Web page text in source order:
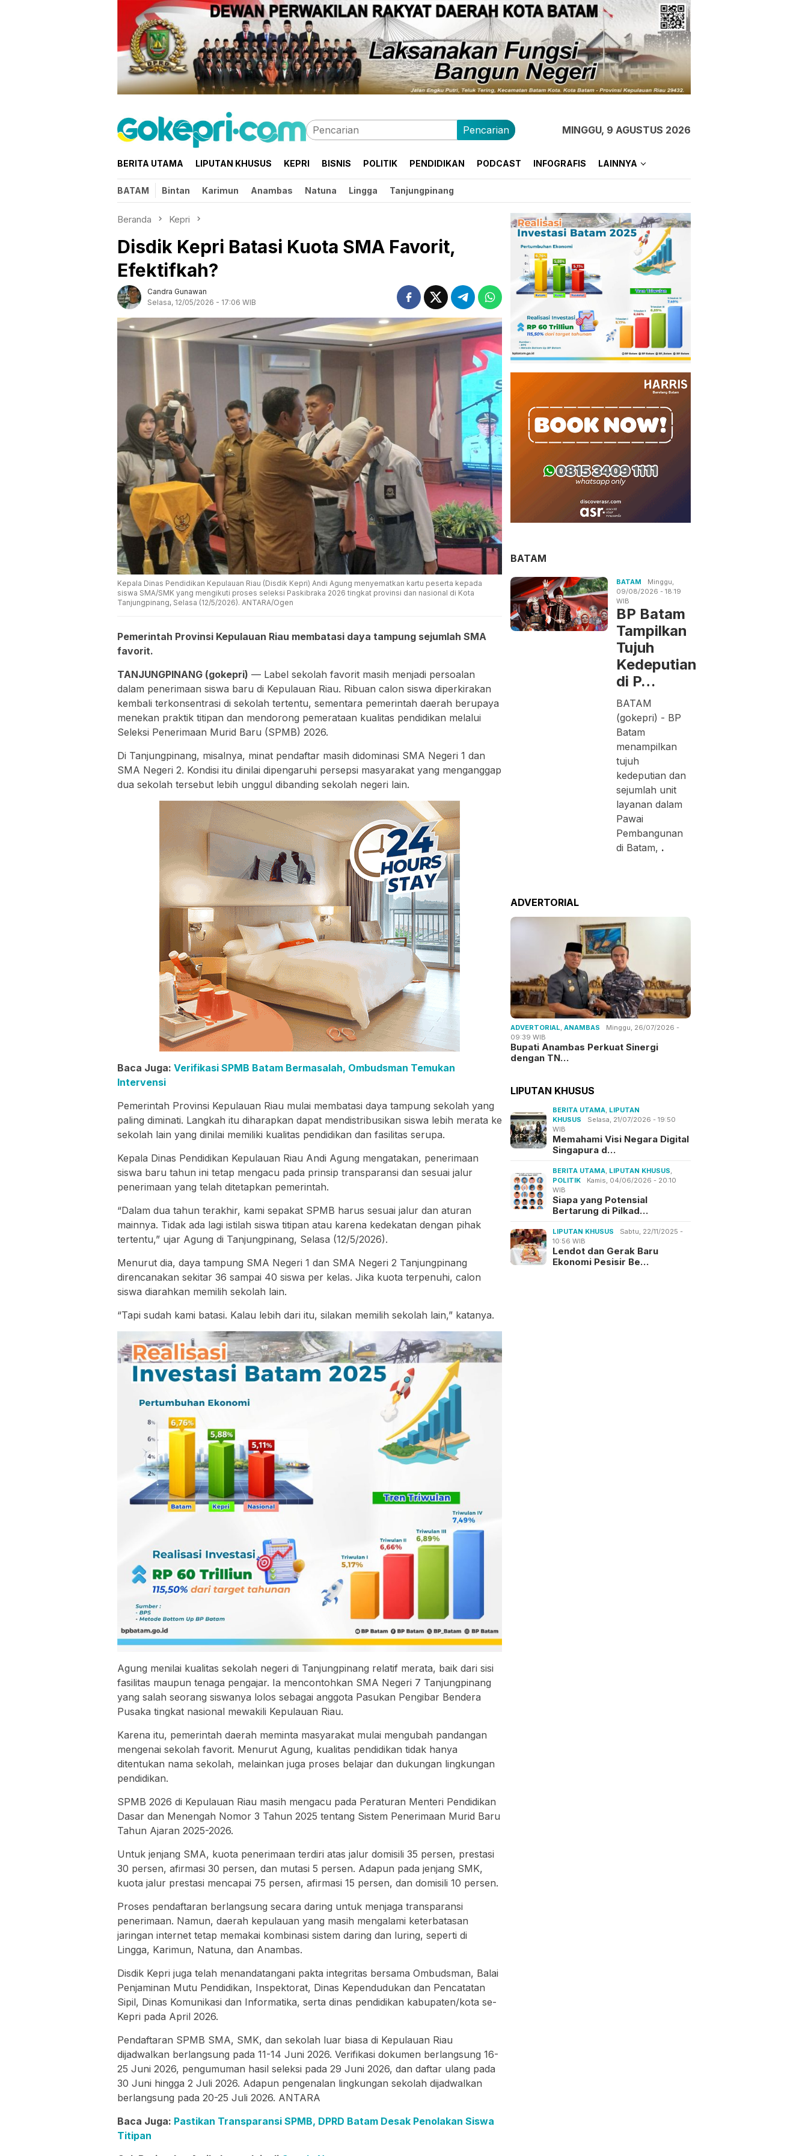
Pencarian MINGGU, 9 AGUSTUS 2026
BERITA UTAMA LIPUTAN KHUSUS KEPRI BISNIS POLITIK PENDIDIKAN PODCAST INFOGRAFIS LAINNYA
BATAM Bintan Karimun Anambas Natuna Lingga Tanjungpinang
Beranda Kepri
Disdik Kepri Batasi Kuota SMA Favorit,
Efektifkah?
Candra Gunawan
Selasa, 12/05/2026 - 17:06 WIB
Kepala Dinas Pendidikan Kepulauan Riau (Disdik Kepri) Andi Agung menyematkan kartu peserta kepada
siswa SMA/SMK yang mengikuti proses seleksi Paskibraka 2026 tingkat provinsi dan nasional di Kota
Tanjungpinang, Selasa (12/5/2026). ANTARA/Ogen
Pemerintah Provinsi Kepulauan Riau membatasi daya tampung sejumlah SMA
favorit.
TANJUNGPINANG (gokepri) — Label sekolah favorit masih menjadi persoalan
dalam penerimaan siswa baru di Kepulauan Riau. Ribuan calon siswa diperkirakan
kembali terkonsentrasi di sekolah tertentu, sementara pemerintah daerah berupaya
menekan praktik titipan dan mendorong pemerataan kualitas pendidikan melalui
Seleksi Penerimaan Murid Baru (SPMB) 2026.
Di Tanjungpinang, misalnya, minat pendaftar masih didominasi SMA Negeri 1 dan
SMA Negeri 2. Kondisi itu dinilai dipengaruhi persepsi masyarakat yang menganggap
dua sekolah tersebut lebih unggul dibanding sekolah negeri lain.
Baca Juga: Verifikasi SPMB Batam Bermasalah, Ombudsman Temukan
Intervensi
Pemerintah Provinsi Kepulauan Riau mulai membatasi daya tampung sekolah yang
paling diminati. Langkah itu diharapkan dapat mendistribusikan siswa lebih merata ke
sekolah lain yang dinilai memiliki kualitas pendidikan dan fasilitas serupa.
Kepala Dinas Pendidikan Kepulauan Riau Andi Agung mengatakan, penerimaan
siswa baru tahun ini tetap mengacu pada prinsip transparansi dan sesuai jalur
penerimaan yang telah ditetapkan pemerintah.
“Dalam dua tahun terakhir, kami sepakat SPMB harus sesuai jalur dan aturan
mainnya. Tidak ada lagi istilah siswa titipan atau karena kedekatan dengan pihak
tertentu,” ujar Agung di Tanjungpinang, Selasa (12/5/2026).
Menurut dia, daya tampung SMA Negeri 1 dan SMA Negeri 2 Tanjungpinang
direncanakan sekitar 36 sampai 40 siswa per kelas. Jika kuota terpenuhi, calon
siswa diarahkan memilih sekolah lain.
“Tapi sudah kami batasi. Kalau lebih dari itu, silakan memilih sekolah lain,” katanya.
Agung menilai kualitas sekolah negeri di Tanjungpinang relatif merata, baik dari sisi
fasilitas maupun tenaga pengajar. Ia mencontohkan SMA Negeri 7 Tanjungpinang
yang salah seorang siswanya lolos sebagai anggota Pasukan Pengibar Bendera
Pusaka tingkat nasional mewakili Kepulauan Riau.
Karena itu, pemerintah daerah meminta masyarakat mulai mengubah pandangan
mengenai sekolah favorit. Menurut Agung, kualitas pendidikan tidak hanya
ditentukan nama sekolah, melainkan juga proses belajar dan dukungan lingkungan
pendidikan.
SPMB 2026 di Kepulauan Riau masih mengacu pada Peraturan Menteri Pendidikan
Dasar dan Menengah Nomor 3 Tahun 2025 tentang Sistem Penerimaan Murid Baru
Tahun Ajaran 2025-2026.
Untuk jenjang SMA, kuota penerimaan terdiri atas jalur domisili 35 persen, prestasi
30 persen, afirmasi 30 persen, dan mutasi 5 persen. Adapun pada jenjang SMK,
kuota jalur prestasi mencapai 75 persen, afirmasi 15 persen, dan domisili 10 persen.
Proses pendaftaran berlangsung secara daring untuk menjaga transparansi
penerimaan. Namun, daerah kepulauan yang masih mengalami keterbatasan
jaringan internet tetap memakai kombinasi sistem daring dan luring, seperti di
Lingga, Karimun, Natuna, dan Anambas.
Disdik Kepri juga telah menandatangani pakta integritas bersama Ombudsman, Balai
Penjaminan Mutu Pendidikan, Inspektorat, Dinas Kependudukan dan Pencatatan
Sipil, Dinas Komunikasi dan Informatika, serta dinas pendidikan kabupaten/kota se-
Kepri pada April 2026.
Pendaftaran SPMB SMA, SMK, dan sekolah luar biasa di Kepulauan Riau
dijadwalkan berlangsung pada 11-14 Juni 2026. Verifikasi dokumen berlangsung 16-
25 Juni 2026, pengumuman hasil seleksi pada 29 Juni 2026, dan daftar ulang pada
30 Juni hingga 2 Juli 2026. Adapun pengenalan lingkungan sekolah dijadwalkan
berlangsung pada 20-25 Juli 2026. ANTARA
Baca Juga: Pastikan Transparansi SPMB, DPRD Batam Desak Penolakan Siswa
Titipan
BATAM
BATAM
Minggu,
09/08/2026 - 18:19
WIB
BP Batam
Tampilkan
Tujuh
Kedeputian
di P…
BATAM
(gokepri) - BP
Batam
menampilkan
tujuh
kedeputian dan
sejumlah unit
layanan dalam
Pawai
Pembangunan
di Batam, .
ADVERTORIAL
ADVERTORIAL,ANAMBAS
Minggu, 26/07/2026 -
09:39 WIB
Bupati Anambas Perkuat Sinergi
dengan TN…
LIPUTAN KHUSUS
BERITA UTAMA, LIPUTAN
KHUSUS
Selasa, 21/07/2026 - 19:50
WIB
Memahami Visi Negara Digital
Singapura d…
BERITA UTAMA, LIPUTAN KHUSUS,
POLITIK
Kamis, 04/06/2026 - 20:10
WIB
Siapa yang Potensial
Bertarung di Pilkad…
LIPUTAN KHUSUS
Sabtu, 22/11/2025 -
10:56 WIB
Lendot dan Gerak Baru
Ekonomi Pesisir Be…